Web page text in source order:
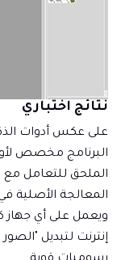
نتائج اختباري
على عكس أدوات
البرنامج مخصص
الملحق للتعامل مع
ويعمل على أي جهاز
إنترنت لتبديل